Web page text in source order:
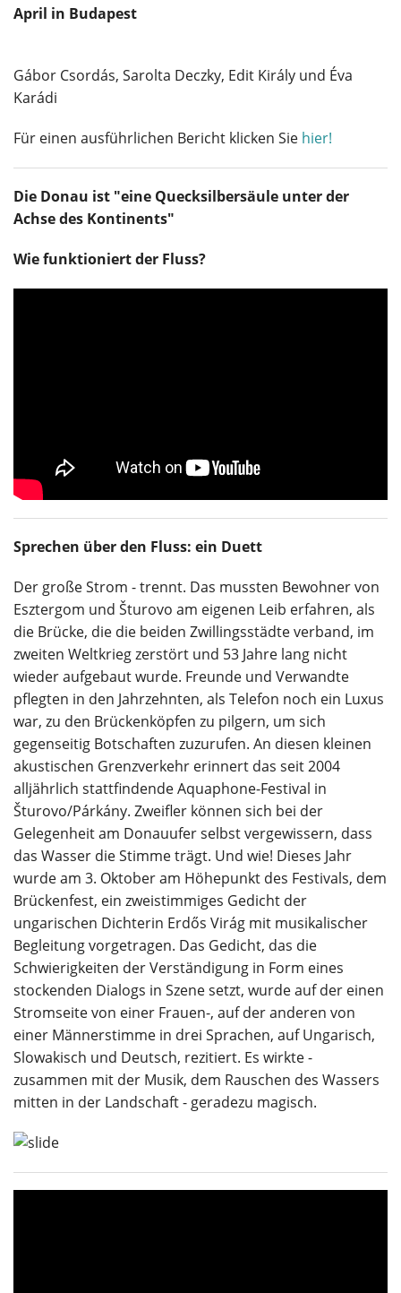
April in Budapest
Gábor Csordás, Sarolta Deczky, Edit Király und Éva
Karádi
Für einen ausführlichen Bericht klicken Sie hier!
Die Donau ist "eine Quecksilbersäule unter der
Achse des Kontinents"
Wie funktioniert der Fluss?
Sprechen über den Fluss: ein Duett
Der große Strom - trennt. Das mussten Bewohner von
Esztergom und Šturovo am eigenen Leib erfahren, als
die Brücke, die die beiden Zwillingsstädte verband, im
zweiten Weltkrieg zerstört und 53 Jahre lang nicht
wieder aufgebaut wurde. Freunde und Verwandte
pflegten in den Jahrzehnten, als Telefon noch ein Luxus
war, zu den Brückenköpfen zu pilgern, um sich
gegenseitig Botschaften zuzurufen. An diesen kleinen
akustischen Grenzverkehr erinnert das seit 2004
alljährlich stattfindende Aquaphone-Festival in
Šturovo/Párkány. Zweifler können sich bei der
Gelegenheit am Donauufer selbst vergewissern, dass
das Wasser die Stimme trägt. Und wie! Dieses Jahr
wurde am 3. Oktober am Höhepunkt des Festivals, dem
Brückenfest, ein zweistimmiges Gedicht der
ungarischen Dichterin Erdős Virág mit musikalischer
Begleitung vorgetragen. Das Gedicht, das die
Schwierigkeiten der Verständigung in Form eines
stockenden Dialogs in Szene setzt, wurde auf der einen
Stromseite von einer Frauen-, auf der anderen von
einer Männerstimme in drei Sprachen, auf Ungarisch,
Slowakisch und Deutsch, rezitiert. Es wirkte -
zusammen mit der Musik, dem Rauschen des Wassers
mitten in der Landschaft - geradezu magisch.